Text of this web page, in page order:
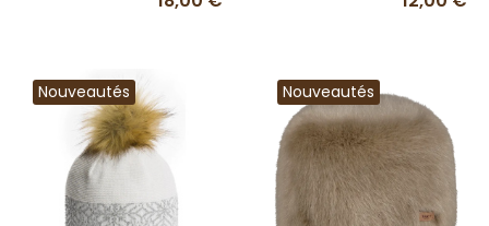
Nouveautés Nouveautés